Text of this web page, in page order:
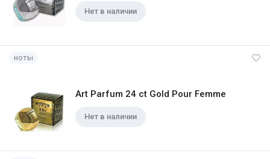
Нет в наличии
ноты
Art Parfum 24 ct Gold Pour Femme
Нет в наличии